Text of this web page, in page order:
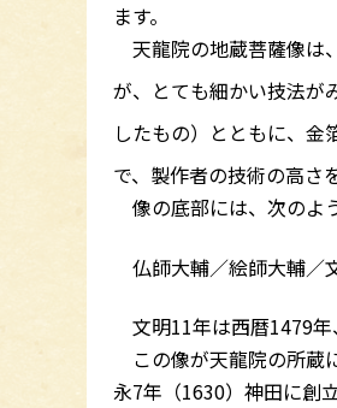
ます。
天龍院の地蔵菩薩像は
が、とても細かい技法が
したもの）とともに、金
で、製作者の技術の高さ
像の底部には、次のよ
仏師大輔／絵師大輔／
文明11年は西暦1479年
この像が天龍院の所蔵
永7年（1630）神田に創